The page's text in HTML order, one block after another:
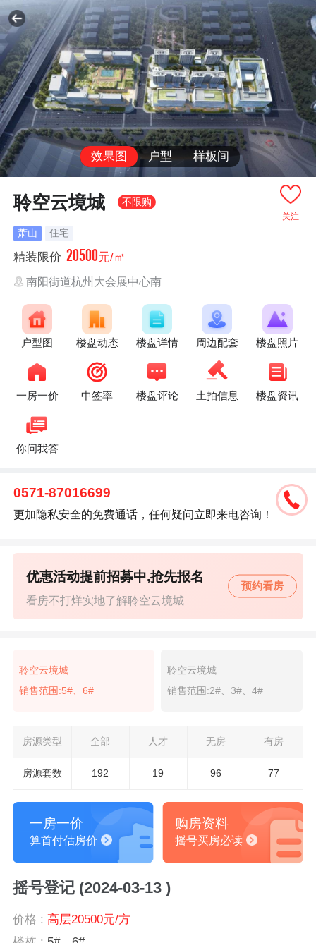
效果图 户型 样板间
关注
聆空云境城 不限购
萧山 住宅
精装限价 20500元/㎡
南阳街道杭州大会展中心南
户型图 楼盘动态 楼盘详情 周边配套 楼盘照片
一房一价 中签率 楼盘评论 土拍信息 楼盘资讯
你问我答
0571-87016699
更加隐私安全的免费通话，任何疑问立即来电咨询！
看房不打烊实地了解聆空云境城
优惠活动提前招募中,抢先报名
预约看房
聆空云境城
销售范围:5#、6#
聆空云境城
销售范围:2#、3#、4#
房源类型 全部 人才 无房 有房
房源套数 192 19 96 77
一房一价
算首付估房价
购房资料
摇号买房必读
摇号登记 (2024-03-13 )
价格 : 高层20500元/方